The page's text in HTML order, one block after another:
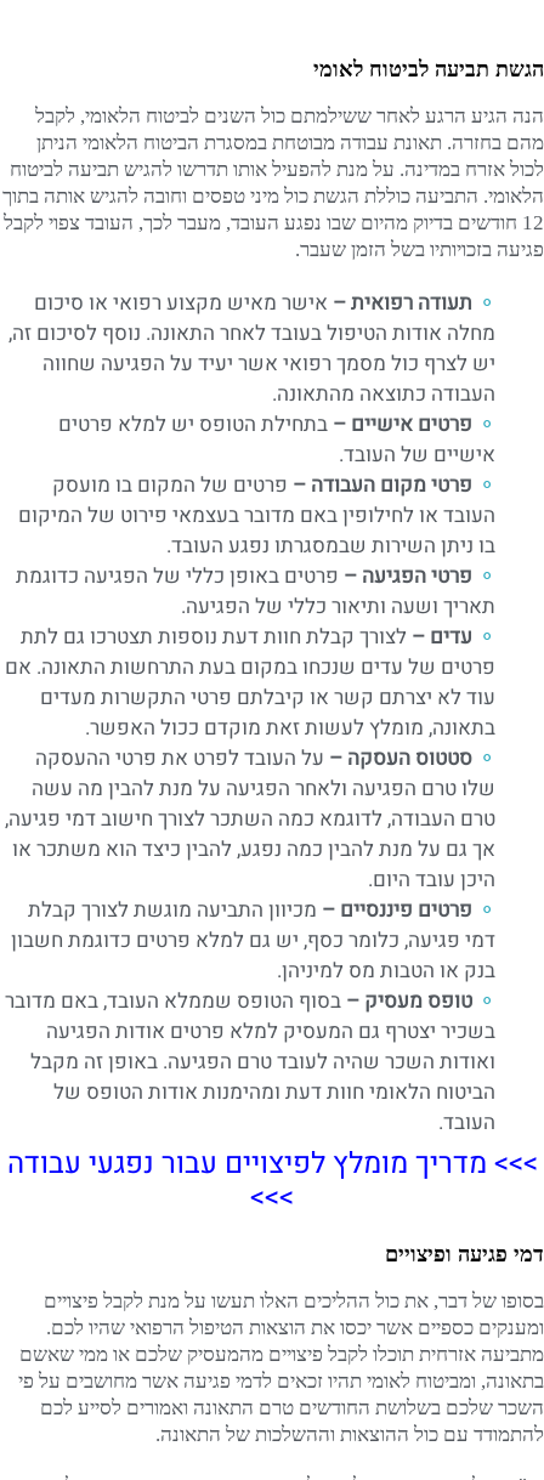
הגשת תביעה לביטוח לאומי
הנה הגיע הרגע לאחר ששילמתם כול השנים לביטוח הלאומי, לקבל
מהם בחזרה. תאונת עבודה מבוטחת במסגרת הביטוח הלאומי הניתן
לכול אזרח במדינה. על מנת להפעיל אותו תדרשו להגיש תביעה לביטוח
הלאומי. התביעה כוללת הגשת כול מיני טפסים וחובה להגיש אותה בתוך
12 חודשים בדיוק מהיום שבו נפגע העובד, מעבר לכך, העובד צפוי לקבל
פגיעה בזכויותיו בשל הזמן שעבר.
תעודה רפואית – אישר מאיש מקצוע רפואי או סיכום
מחלה אודות הטיפול בעובד לאחר התאונה. נוסף לסיכום זה,
יש לצרף כול מסמך רפואי אשר יעיד על הפגיעה שחווה
העבודה כתוצאה מהתאונה.
פרטים אישיים – בתחילת הטופס יש למלא פרטים
אישיים של העובד.
פרטי מקום העבודה – פרטים של המקום בו מועסק
העובד או לחילופין באם מדובר בעצמאי פירוט של המיקום
בו ניתן השירות שבמסגרתו נפגע העובד.
פרטי הפגיעה – פרטים באופן כללי של הפגיעה כדוגמת
תאריך ושעה ותיאור כללי של הפגיעה.
עדים – לצורך קבלת חוות דעת נוספות תצטרכו גם לתת
פרטים של עדים שנכחו במקום בעת התרחשות התאונה. אם
עוד לא יצרתם קשר או קיבלתם פרטי התקשרות מעדים
בתאונה, מומלץ לעשות זאת מוקדם ככול האפשר.
סטטוס העסקה – על העובד לפרט את פרטי ההעסקה
שלו טרם הפגיעה ולאחר הפגיעה על מנת להבין מה עשה
טרם העבודה, לדוגמא כמה השתכר לצורך חישוב דמי פגיעה,
אך גם על מנת להבין כמה נפגע, להבין כיצד הוא משתכר או
היכן עובד היום.
פרטים פיננסיים – מכיוון התביעה מוגשת לצורך קבלת
דמי פגיעה, כלומר כסף, יש גם למלא פרטים כדוגמת חשבון
בנק או הטבות מס למיניהן.
טופס מעסיק – בסוף הטופס שממלא העובד, באם מדובר
בשכיר יצטרף גם המעסיק למלא פרטים אודות הפגיעה
ואודות השכר שהיה לעובד טרם הפגיעה. באופן זה מקבל
הביטוח הלאומי חוות דעת ומהימנות אודות הטופס של
העובד.
>>> מדריך מומלץ לפיצויים עבור נפגעי עבודה
>>>
דמי פגיעה ופיצויים
בסופו של דבר, את כול ההליכים האלו תעשו על מנת לקבל פיצויים
ומענקים כספיים אשר יכסו את הוצאות הטיפול הרפואי שהיו לכם.
מתביעה אזרחית תוכלו לקבל פיצויים מהמעסיק שלכם או ממי שאשם
בתאונה, ומביטוח לאומי תהיו זכאים לדמי פגיעה אשר מחושבים על פי
השכר שלכם בשלושת החודשים טרם התאונה ואמורים לסייע לכם
להתמודד עם כול ההוצאות וההשלכות של התאונה.